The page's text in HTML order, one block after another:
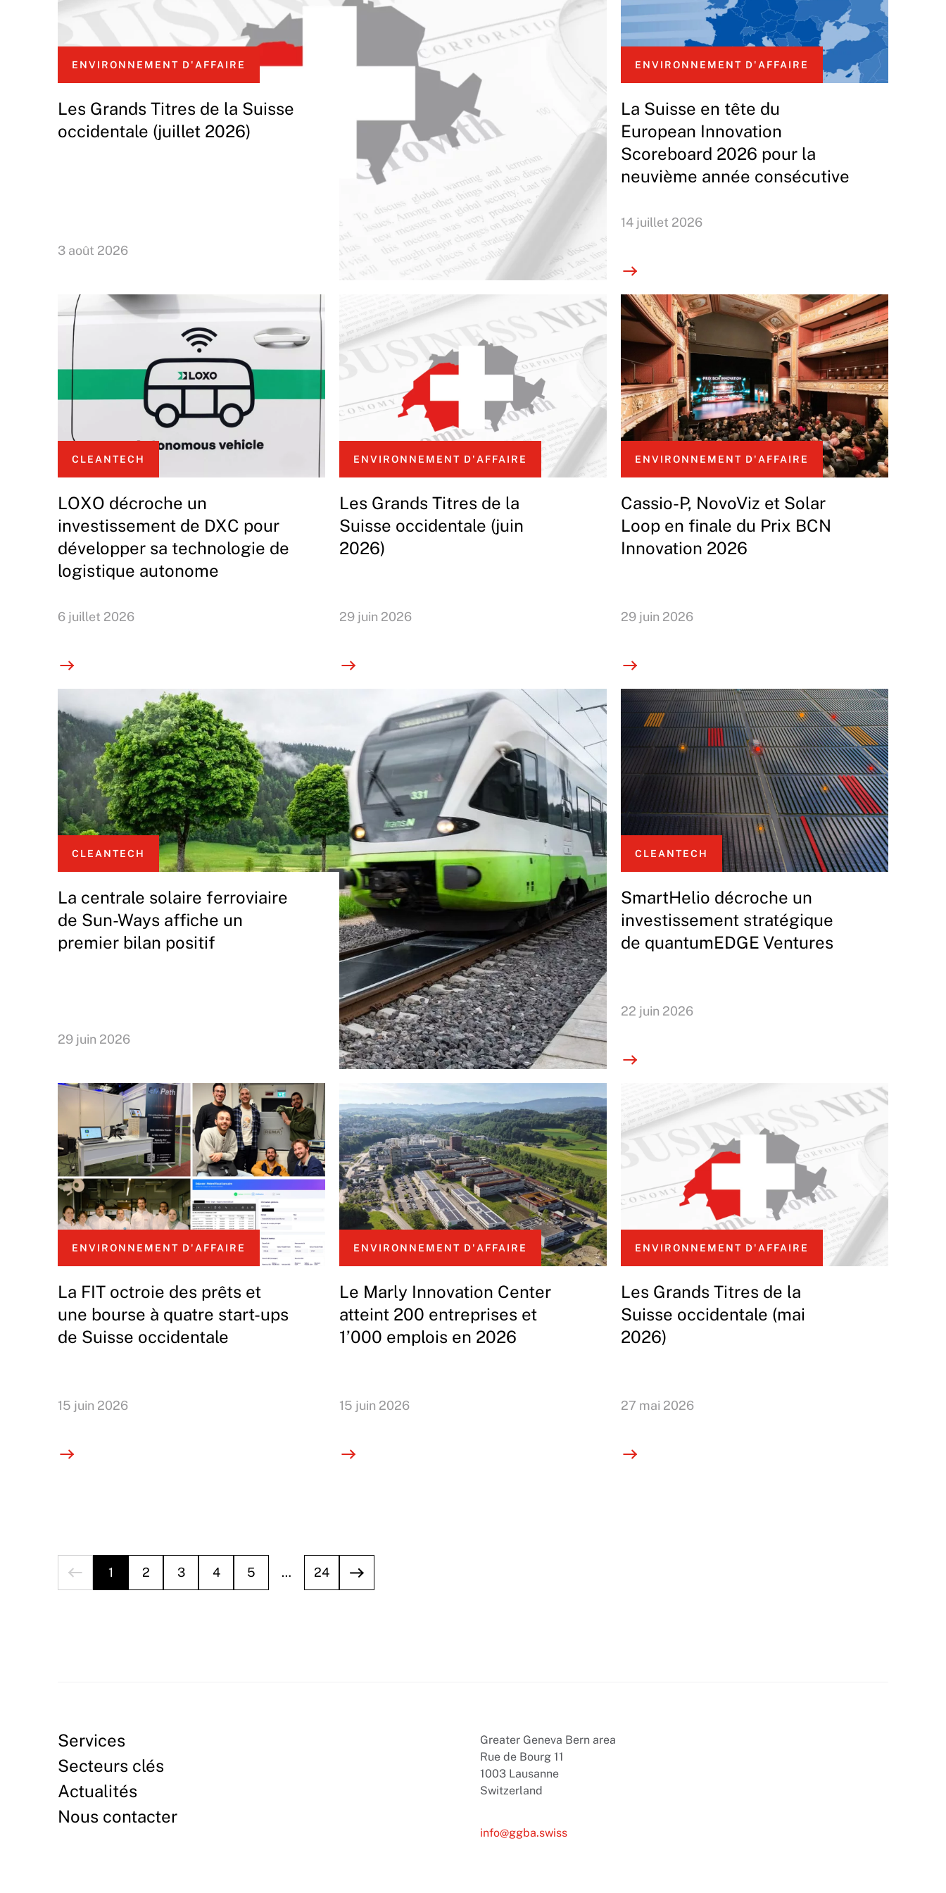
ENVIRONNEMENT D'AFFAIRE
Les Grands Titres de la Suisse
occidentale (juillet 2026)
3 août 2026
ENVIRONNEMENT D'AFFAIRE
La Suisse en tête du
European Innovation
Scoreboard 2026 pour la
neuvième année consécutive
14 juillet 2026
CLEANTECH
LOXO décroche un
investissement de DXC pour
développer sa technologie de
logistique autonome
6 juillet 2026
ENVIRONNEMENT D'AFFAIRE
Les Grands Titres de la
Suisse occidentale (juin
2026)
29 juin 2026
ENVIRONNEMENT D'AFFAIRE
Cassio-P, NovoViz et Solar
Loop en finale du Prix BCN
Innovation 2026
29 juin 2026
CLEANTECH
La centrale solaire ferroviaire
de Sun-Ways affiche un
premier bilan positif
29 juin 2026
CLEANTECH
SmartHelio décroche un
investissement stratégique
de quantumEDGE Ventures
22 juin 2026
ENVIRONNEMENT D'AFFAIRE
La FIT octroie des prêts et
une bourse à quatre start-ups
de Suisse occidentale
15 juin 2026
ENVIRONNEMENT D'AFFAIRE
Le Marly Innovation Center
atteint 200 entreprises et
1’000 emplois en 2026
15 juin 2026
ENVIRONNEMENT D'AFFAIRE
Les Grands Titres de la
Suisse occidentale (mai
2026)
27 mai 2026
1 2 3 4 5 … 24
Services
Secteurs clés
Actualités
Nous contacter
Greater Geneva Bern area
Rue de Bourg 11
1003 Lausanne
Switzerland
info@ggba.swiss